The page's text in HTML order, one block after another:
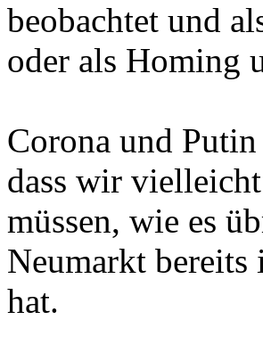
beobachtet und
oder als Homing
Corona und
dass wir
müssen, wie es
Neumarkt bereits
hat.